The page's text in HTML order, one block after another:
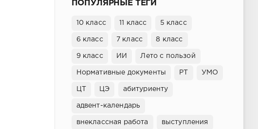
ПОПУЛЯРНЫЕ ТЕГИ
10 класс 11 класс 5 класс
6 класс 7 класс 8 класс
9 класс ИИ Лето с пользой
Нормативные документы РТ УМО
ЦЭ абитуриенту
адвент-календарь
внеклассная работа выступления